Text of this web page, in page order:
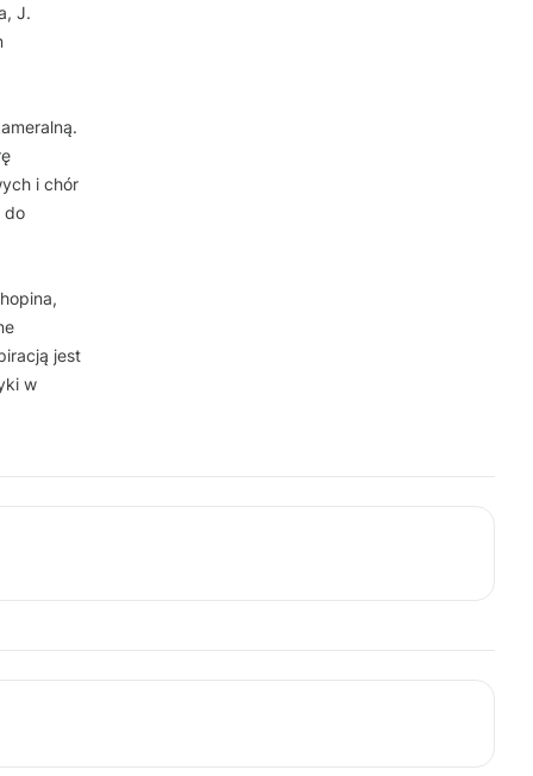
J.
i chór
do
jest
w